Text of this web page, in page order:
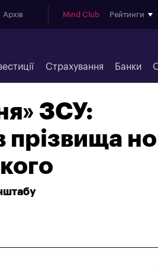
Архів Mind Club Рейтинги
Страхування Банки
ЗСУ:
прізвища